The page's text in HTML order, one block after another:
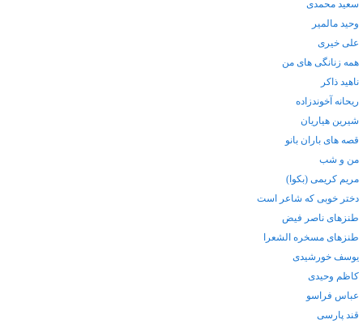
سعید محمدی
وحید مالمیر
علی خیری
همه زنانگی های من
ناهید ذاکر
ریحانه آخوندزاده
شیرین هیاریان
قصه های باران بانو
من و شب
مریم کریمی (بکوا)
دختر خوبی که شاعر است
طنزهای ناصر فیض
طنزهای مسخره الشعرا
یوسف خورشیدی
کاظم وحیدی
عباس فراسو
قند پارسی